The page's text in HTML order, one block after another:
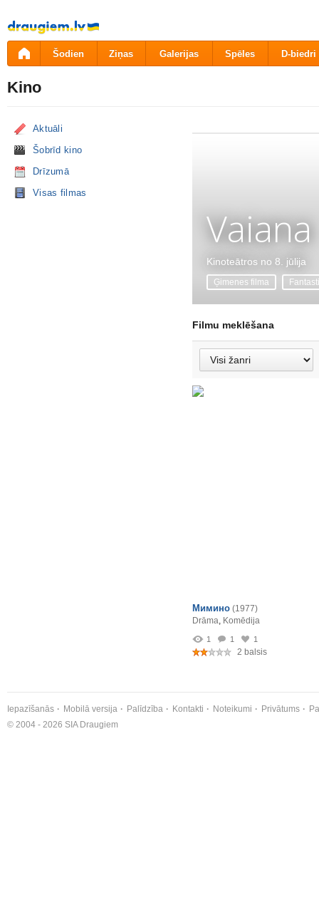
Pāriet
uz
saturu
Šodien Ziņas Galerijas Spēles D-biedri
Kino
Aktuāli
Šobrīd kino
Drīzumā
Visas filmas
Vaiana
Kinoteātros no 8. jūlija
Ģimenes filma
Filmu meklēšana
Мимино (1977)
Drāma, Komēdija
1 1 1
2 balsis
Iepazīšanās Mobilā versija Palīdzība Kontakti Noteikumi Privātums
© 2004 - 2026 SIA Draugiem